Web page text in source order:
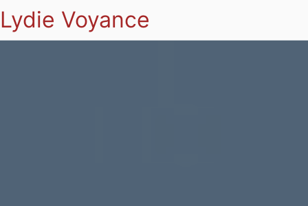
Lydie Voyance